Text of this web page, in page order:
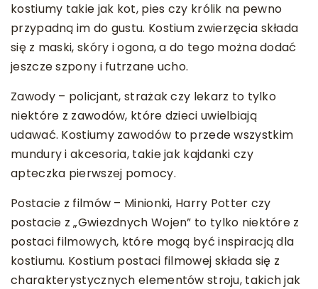
kostiumy takie jak kot, pies czy królik na pewno
przypadną im do gustu. Kostium zwierzęcia składa
się z maski, skóry i ogona, a do tego można dodać
jeszcze szpony i futrzane ucho.
Zawody – policjant, strażak czy lekarz to tylko
niektóre z zawodów, które dzieci uwielbiają
udawać. Kostiumy zawodów to przede wszystkim
mundury i akcesoria, takie jak kajdanki czy
apteczka pierwszej pomocy.
Postacie z filmów – Minionki, Harry Potter czy
postacie z „Gwiezdnych Wojen” to tylko niektóre z
postaci filmowych, które mogą być inspiracją dla
kostiumu. Kostium postaci filmowej składa się z
charakterystycznych elementów stroju, takich jak